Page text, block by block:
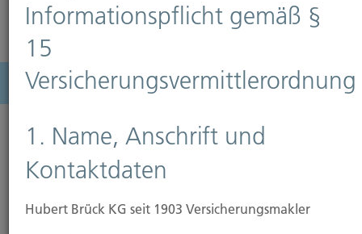
Menü
Informationspflicht gemäß §
15
Versicherungsvermittlerordnung
1. Name, Anschrift und
Kontaktdaten
Hubert Brück KG seit 1903 Versicherungsmakler